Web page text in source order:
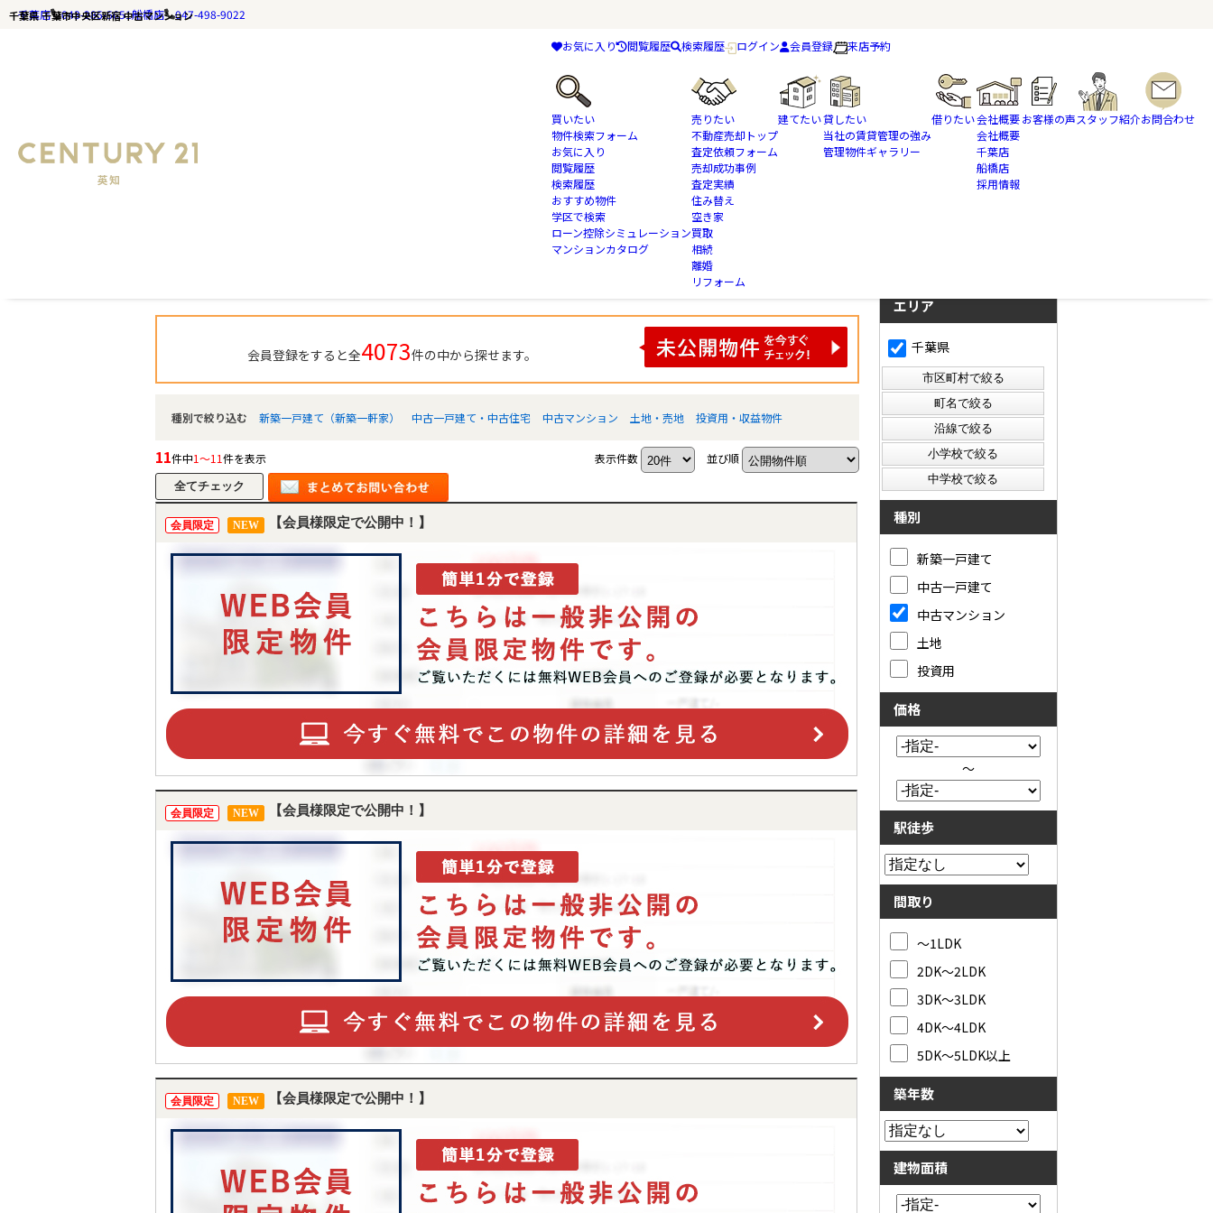
千葉県 千葉市中央区新宿 中古マンション
千葉店 043-285-5651船橋店 047-498-9022
お気に入り 閲覧履歴 検索履歴 ログイン 会員登録 来店予約
買いたい
物件検索フォーム
お気に入り
閲覧履歴
検索履歴
おすすめ物件
学区で検索
ローン控除シミュレーション
マンションカタログ
売りたい
不動産売却トップ
査定依頼フォーム
売却成功事例
査定実績
住み替え
空き家
買取
相続
離婚
リフォーム
建てたい貸したい
当社の賃貸管理の強み
管理物件ギャラリー
借りたい会社概要
会社概要
千葉店
船橋店
採用情報
お客様の声スタッフ紹介お問合わせ
千葉県 千葉市中央区新宿 中古マンションの不動産情報一覧
会員登録をすると全4073件の中から探せます。
種別で絞り込む 新築一戸建て（新築一軒家） 中古一戸建て・中古住宅 中古マンション 土地・売地 投資用・収益物件
11件中1～11件を表示 表示件数 並び順
会員限定 NEW 【会員様限定で公開中！】
会員限定 NEW 【会員様限定で公開中！】
会員限定 NEW 【会員様限定で公開中！】
エリア
千葉県
種別
新築一戸建て
中古一戸建て
中古マンション
土地
投資用
価格
～
駅徒歩
間取り
～1LDK
2DK～2LDK
3DK～3LDK
4DK～4LDK
5DK～5LDK以上
築年数
建物面積